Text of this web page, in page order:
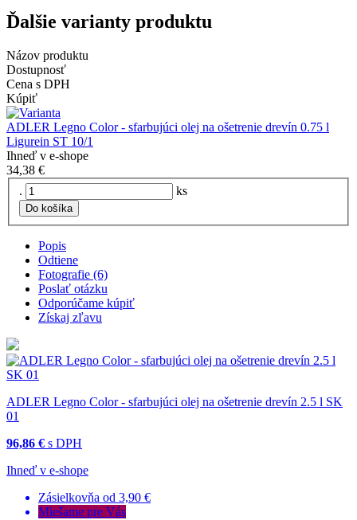
Ďalšie varianty produktu
Názov produktu
Dostupnosť
Cena s DPH
Kúpiť
ADLER Legno Color - sfarbujúci olej na ošetrenie drevín 0.75 l
Ligurein ST 10/1
Ihneď v e-shope
34,38 €
.
ks
Do košíka
Popis
Odtiene
Fotografie (6)
Poslať otázku
Odporúčame kúpiť
Získaj zľavu
ADLER Legno Color - sfarbujúci olej na ošetrenie drevín 2.5 l SK
01
96,86 € s DPH
Ihneď v e-shope
Zásielkovňa od 3,90 €
Miešame pre Vás